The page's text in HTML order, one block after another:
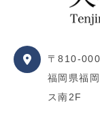
〒810-
福岡県福
ス南2F